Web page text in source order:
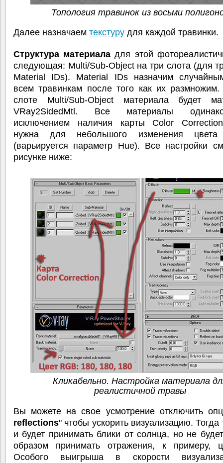
Топология травинок из восьми
Далее назначаем текстуру для каждой травинки.
Структура материала для этой
следующая: Multi/Sub-Object на три слота (для
Material IDs). Material IDs назначим
всем травинкам после того как их
слоте Multi/Sub-Object материала будет
VRay2SidedMtl. Все материалы
исключением наличия карты Color
нужна для небольшого изменения цвета
(варьируется параметр Hue). Все настройки
рисунке ниже:
Кликабельно. Настройка материала
реалистичной травы
Вы можете на свое усмотрение отключить
reflections" чтобы ускорить визуализацию. Тогда
и будет принимать блики от солнца, но не
образом принимать отражения, к примеру,
Особого выигрыша в скорости